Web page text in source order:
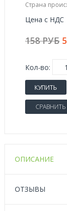
Страна
Цена с НДС
158 РУБ
Кол-во:
КУПИТЬ
СРАВНИТЬ
ОПИСАНИЕ
ОТЗЫВЫ